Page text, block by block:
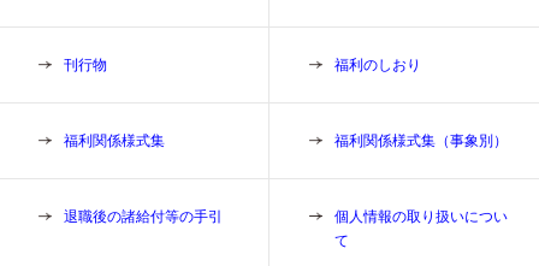
刊行物 福利のしおり
福利関係様式集 福利関係様式集（事象別）
退職後の諸給付等の手引
個人情報の取り扱いについ
て